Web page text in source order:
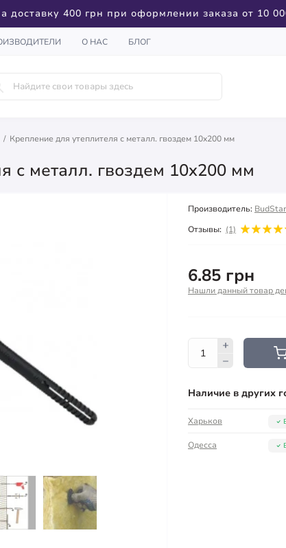
доставку 400 грн при оформлении заказа от 10
О НАС БЛОГ
Крепление для утеплителя с металл. гвоздем 10x200 мм
с металл. гвоздем 10x200 мм
Производитель:
Отзывы: (1)
6.85 грн
Нашли данный товар
Наличие в других
Харьков
Одесса